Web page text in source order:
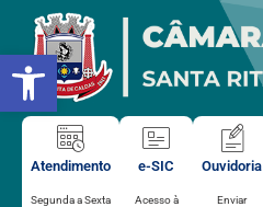
Abrir a barra de ferramentas
para
conteúdo
Atendimento
Segunda a Sexta
e-SIC
Acesso à
Ouvidoria
Enviar